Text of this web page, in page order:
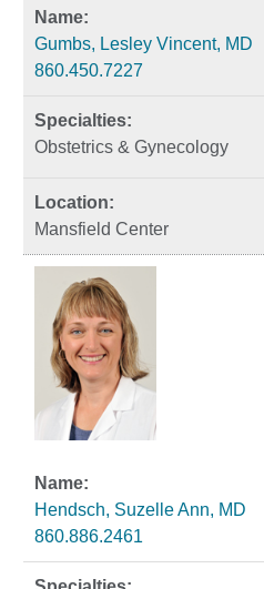
Gumbs, Lesley Vincent, MD
860.450.7227
Obstetrics & Gynecology
Mansfield Center
Hendsch, Suzelle Ann, MD
860.886.2461